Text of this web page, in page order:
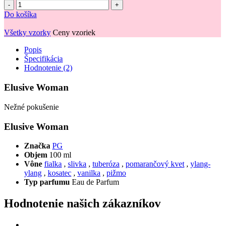
- +
Do košíka
Všetky vzorky Ceny vzoriek
Popis
Špecifikácia
Hodnotenie (2)
Elusive Woman
Nežné pokušenie
Elusive Woman
Značka PG
Objem 100 ml
Vône fialka , slivka , tuberóza , pomarančový kvet , ylang-
ylang , kosatec , vanilka , pižmo
Typ parfumu Eau de Parfum
Hodnotenie našich zákazníkov